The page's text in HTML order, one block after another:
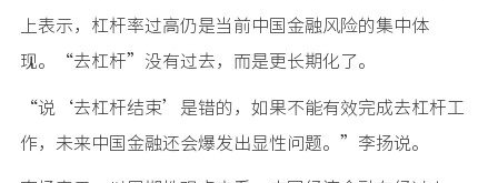
上表示，杠杆率过高仍是当前中国金融风险的集中体
现。“去杠杆”没有过去，而是更长期化了。
“说‘去杠杆结束’是错的，如果不能有效完成去杠杆工
作，未来中国金融还会爆发出显性问题。”李扬说。